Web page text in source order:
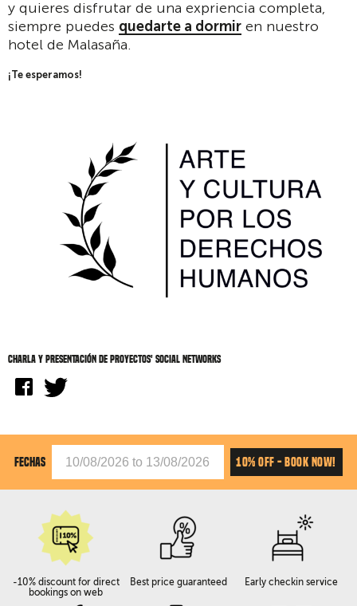
y quieres disfrutar de una expriencia completa,
siempre puedes quedarte a dormir en nuestro
hotel de Malasaña.
¡Te esperamos!
Charla y presentación de proyectos' social networks
FECHAS 10% OFF - BOOK NOW!
-10% discount for direct
bookings on web
Best price guaranteed Early checkin service